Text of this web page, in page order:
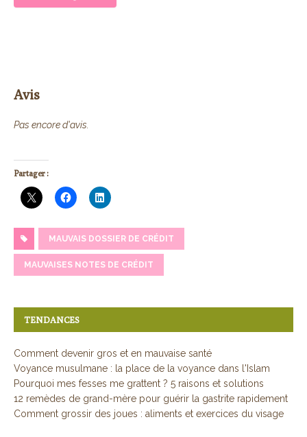
Avis
Pas encore d'avis.
Partager :
MAUVAIS DOSSIER DE CRÉDIT
MAUVAISES NOTES DE CRÉDIT
TENDANCES
Comment devenir gros et en mauvaise santé
Voyance musulmane : la place de la voyance dans l'Islam
Pourquoi mes fesses me grattent ? 5 raisons et solutions
12 remèdes de grand-mère pour guérir la gastrite rapidement
Comment grossir des joues : aliments et exercices du visage